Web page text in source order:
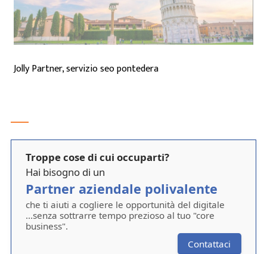
Jolly Partner, servizio seo pontedera
Troppe cose di cui occuparti?
Hai bisogno di un
Partner aziendale polivalente
che ti aiuti a cogliere le opportunità del digitale
...senza sottrarre tempo prezioso al tuo "core
business".
Contattaci